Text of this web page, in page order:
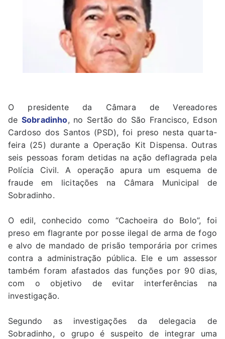
O presidente da Câmara de Vereadores
de Sobradinho, no Sertão do São Francisco, Edson
Cardoso dos Santos (PSD), foi preso nesta quarta-
feira (25) durante a Operação Kit Dispensa. Outras
seis pessoas foram detidas na ação deflagrada pela
Polícia Civil. A operação apura um esquema de
fraude em licitações na Câmara Municipal de
Sobradinho.
O edil, conhecido como “Cachoeira do Bolo”, foi
preso em flagrante por posse ilegal de arma de fogo
e alvo de mandado de prisão temporária por crimes
contra a administração pública. Ele e um assessor
também foram afastados das funções por 90 dias,
com o objetivo de evitar interferências na
investigação.
Segundo as investigações da delegacia de
Sobradinho, o grupo é suspeito de integrar uma